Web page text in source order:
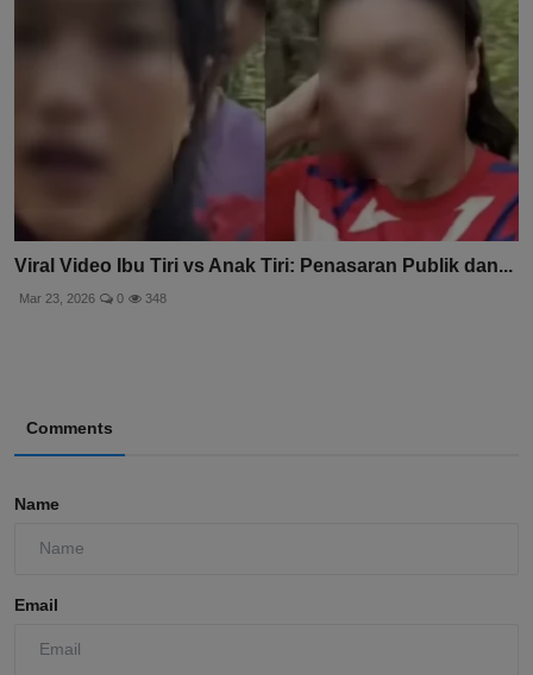
Viral Video Ibu Tiri vs Anak Tiri: Penasaran Publik dan...
Mar 23, 2026 0 348
Comments
Name
Email